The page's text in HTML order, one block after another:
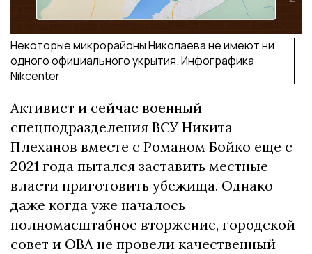
Некоторые микрорайоны Николаева не имеют ни
одного официального укрытия. Инфографика
Nikcenter
Активист и сейчас военный
спецподразделения ВСУ Никита
Плеханов вместе с Романом Бойко еще с
2021 года пытался заставить местные
власти приготовить убежища. Однако
даже когда уже началось
полномасштабное вторжение, городской
совет и ОВА не провели качественный